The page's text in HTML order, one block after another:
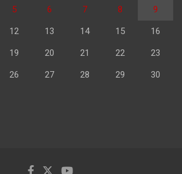
5 6 7 8 9
12 13 14 15 16
19 20 21 22 23
26 27 28 29 30